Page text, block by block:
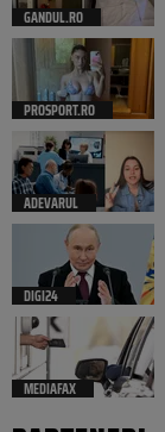
GANDUL.RO
PROSPORT.RO
ADEVARUL
DIGI24
MEDIAFAX